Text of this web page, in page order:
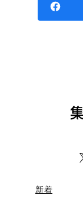
新着